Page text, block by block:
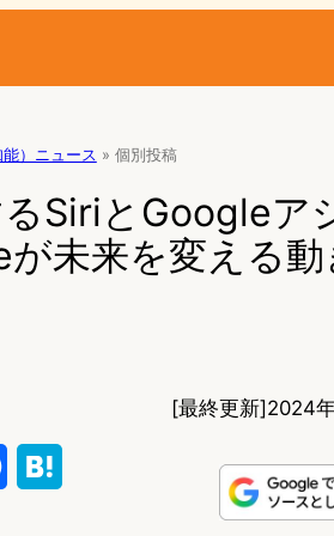
）ニュース » 個別投稿
SiriとGoogleア
未来を変える動
[最終更新]2024